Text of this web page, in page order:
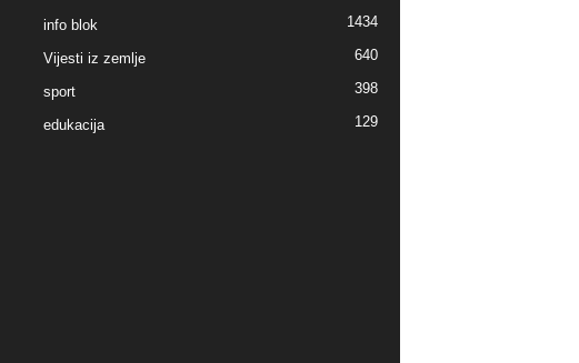
info blok 1434
Vijesti iz zemlje 640
sport 398
edukacija 129